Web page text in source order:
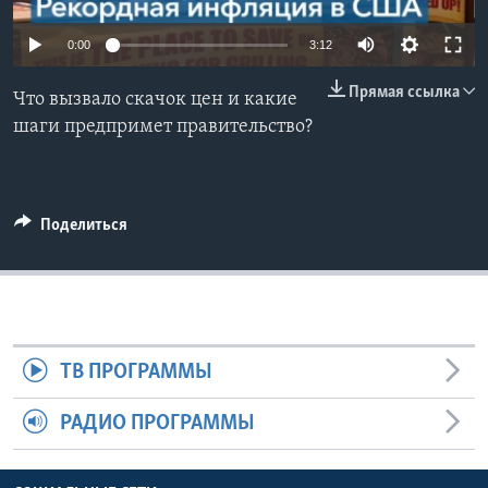
Learning English
СОЦИАЛЬНЫЕ СЕТИ
0:00 3:12
Прямая ссылка
Что вызвало скачок цен и какие
шаги предпримет правительство?
Поделиться
ТВ ПРОГРАММЫ
РАДИО ПРОГРАММЫ